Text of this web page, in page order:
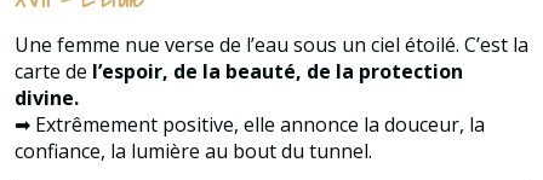
Une femme nue verse de l’eau sous un ciel étoilé. C’est la
carte de l’espoir, de la beauté, de la protection
divine.
➡ Extrêmement positive, elle annonce la douceur, la
confiance, la lumière au bout du tunnel.